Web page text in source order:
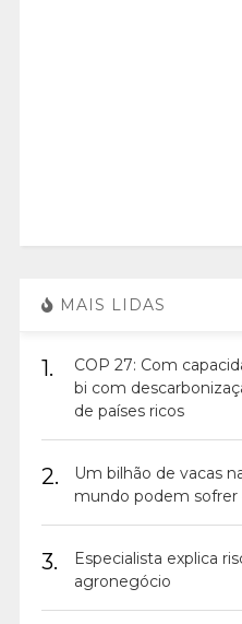
MAIS LIDAS
1.
COP 27: Com
bi com
de países ricos
2.
Um bilhão de vacas
mundo podem
3.
Especialista explica
agronegócio